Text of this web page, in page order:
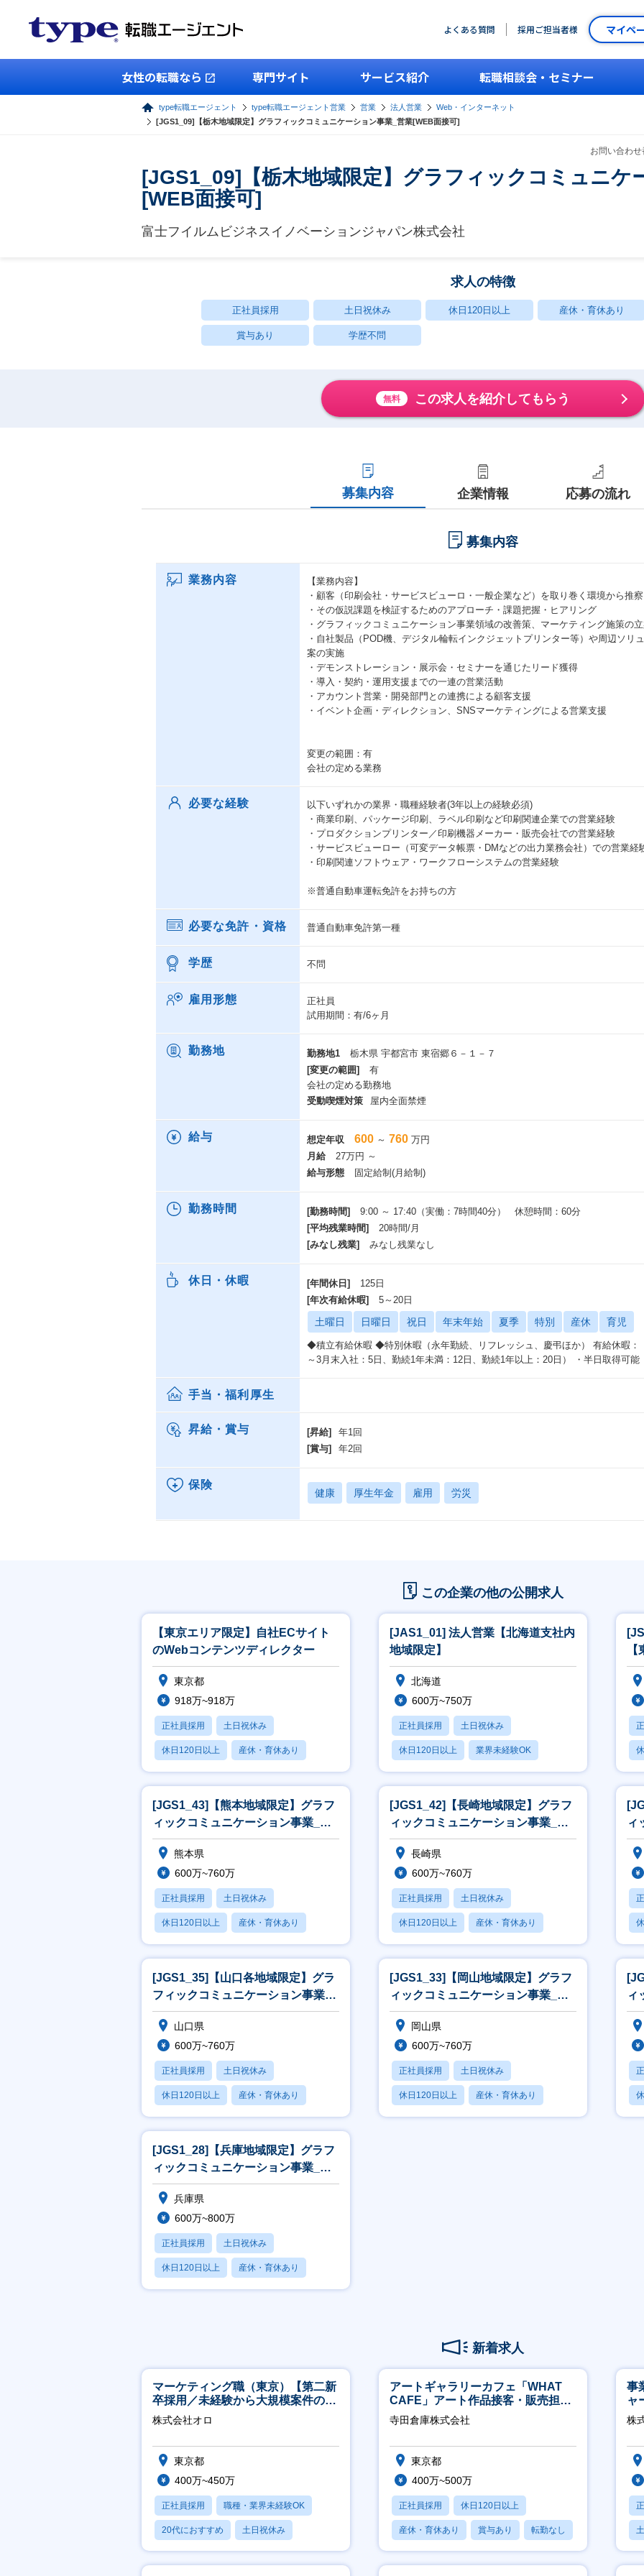
よくある質問 採用ご担当者様 マイペ
女性の転職なら 専門サイト サービス紹介 転職相談会・セミナー
type転職エージェント type転職エージェント営業 営業 法人営業
Web・インターネット
[JGS1_09]【栃木地域限定】グラフィックコミュニケーション事業_営業[WEB面接可]
お問い合わ
[JGS1_09]【栃木地域限定】グラフィックコミュニケ
[WEB面接可]
富士フイルムビジネスイノベーションジャパン株式会社
求人の特徴
正社員採用 土日祝休み 休日120日以上 産休・育休あり
賞与あり 学歴不問
無料 この求人を紹介してもらう
募集内容 企業情報 応募の流れ
募集内容
業務内容
【業務内容】
・顧客（印刷会社・サービスビューロ・一般企業など）を取り巻く環境から推
・その仮説課題を検証するためのアプローチ・課題把握・ヒアリング
・グラフィックコミュニケーション事業領域の改善策、マーケティング施策の
・自社製品（POD機、デジタル輪転インクジェットプリンター等）や周辺ソリ
案の実施
・デモンストレーション・展示会・セミナーを通じたリード獲得
・導入・契約・運用支援までの一連の営業活動
・アカウント営業・開発部門との連携による顧客支援
・イベント企画・ディレクション、SNSマーケティングによる営業支援
変更の範囲：有
会社の定める業務
必要な経験
以下いずれかの業界・職種経験者(3年以上の経験必須)
・商業印刷、パッケージ印刷、ラベル印刷など印刷関連企業での営業経験
・プロダクションプリンター／印刷機器メーカー・販売会社での営業経験
・サービスビューロー（可変データ帳票・DMなどの出力業務会社）での営業経
・印刷関連ソフトウェア・ワークフローシステムの営業経験
※普通自動車運転免許をお持ちの方
必要な免許・資格 普通自動車免許第一種
学歴 不問
雇用形態
正社員
試用期間：有/6ヶ月
勤務地 勤務地1
栃木県 宇都宮市 東宿郷６－１－７
[変更の範囲]
有
会社の定める勤務地
受動喫煙対策
屋内全面禁煙
給与 想定年収 600 ～ 760 万円
月給
27万円 ～
給与形態
固定給制(月給制)
勤務時間 [勤務時間]
9:00 ～ 17:40（実働：7時間40分） 休憩時間：60分
[平均残業時間]
20時間/月
[みなし残業]
みなし残業なし
休日・休暇 [年間休日]
125日
[年次有給休暇]
5～20日
土曜日 日曜日 祝日 年末年始 夏季 特別 産休 育児
◆積立有給休暇 ◆特別休暇（永年勤続、リフレッシュ、慶弔ほか） 有給休暇：
～3月末入社：5日、勤続1年未満：12日、勤続1年以上：20日） ・半日取得可能
手当・福利厚生
昇給・賞与 [昇給]
年1回
[賞与]
年2回
保険
健康 厚生年金 雇用 労災
この企業の他の公開求人
【東京エリア限定】自社ECサイト
のWebコンテンツディレクター
東京都
918万~918万
正社員採用 土日祝休み
休日120日以上 産休・育休あり
月残業20時間以内
[JAS1_01] 法人営業【北海道支社内
地域限定】
北海道
600万~750万
正社員採用 土日祝休み
休日120日以上 業界未経験OK
産休・育休あり
[JGS1_43]【熊本地域限定】グラフ
ィックコミュニケーション事業_営
業[WEB面接可]
熊本県
600万~760万
正社員採用 土日祝休み
休日120日以上 産休・育休あり
月残業20時間以内
[JGS1_42]【長崎地域限定】グラフ
ィックコミュニケーション事業_営
業[WEB面接可]
長崎県
600万~760万
正社員採用 土日祝休み
休日120日以上 産休・育休あり
月残業20時間以内
ィ
業
[JGS1_35]【山口各地域限定】グラ
フィックコミュニケーション事業_
営業[WEB面接可]
山口県
600万~760万
正社員採用 土日祝休み
休日120日以上 産休・育休あり
月残業20時間以内
[JGS1_33]【岡山地域限定】グラフ
ィックコミュニケーション事業_営
業[WEB面接可]
岡山県
600万~760万
正社員採用 土日祝休み
休日120日以上 産休・育休あり
月残業20時間以内
ィ
業
[JGS1_28]【兵庫地域限定】グラフ
ィックコミュニケーション事業_営
業[WEB面接可]
兵庫県
600万~800万
正社員採用 土日祝休み
休日120日以上 産休・育休あり
月残業20時間以内
新着求人
マーケティング職（東京）【第二新
卒採用／未経験から大規模案件のマ
ーケティングが経験できる／研修充
実】
株式会社オロ
東京都
400万~450万
正社員採用 職種・業界未経験OK
20代におすすめ 土日祝休み
休日120日以上
アートギャラリーカフェ「WHAT
CAFE」アート作品接客・販売担当
※アート領域未経験可
寺田倉庫株式会社
東京都
400万~500万
正社員採用 休日120日以上
産休・育休あり 賞与あり 転勤なし
事
ャ
株